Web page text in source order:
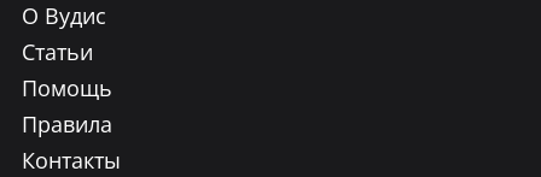
О Вудис
Статьи
Помощь
Правила
Контакты